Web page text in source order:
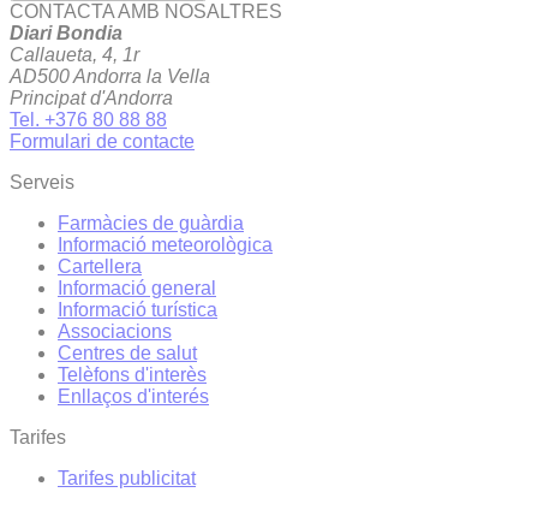
CONTACTA AMB NOSALTRES
Diari Bondia
Callaueta, 4, 1r
AD500 Andorra la Vella
Principat d'Andorra
Tel. +376 80 88 88
Formulari de contacte
Serveis
Farmàcies de guàrdia
Informació meteorològica
Cartellera
Informació general
Informació turística
Associacions
Centres de salut
Telèfons d'interès
Enllaços d'interés
Tarifes
Tarifes publicitat